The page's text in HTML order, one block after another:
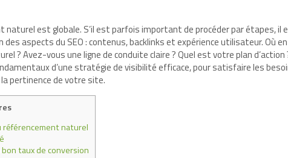
est globale. S’il est parfois important de procéder par étapes, il
des aspects du SEO : contenus, backlinks et expérience utilisateur. Où
? Avez-vous une ligne de conduite claire ? Quel est votre plan d’action
d’une stratégie de visibilité efficace, pour satisfaire les
pertinence de votre site.
référencement naturel
taux de conversion